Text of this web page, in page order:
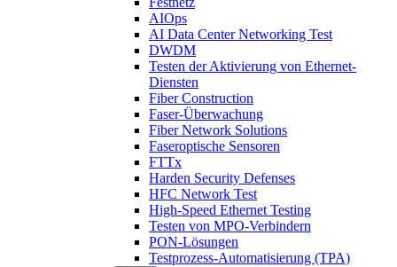
AIOps
AI Data Center Networking Test
DWDM
Testen der Aktivierung von Ethernet-
Diensten
Fiber Construction
Faser-Überwachung
Fiber Network Solutions
Faseroptische Sensoren
FTTx
Harden Security Defenses
HFC Network Test
High-Speed Ethernet Testing
Testen von MPO-Verbindern
PON-Lösungen
Testprozess-Automatisierung (TPA)